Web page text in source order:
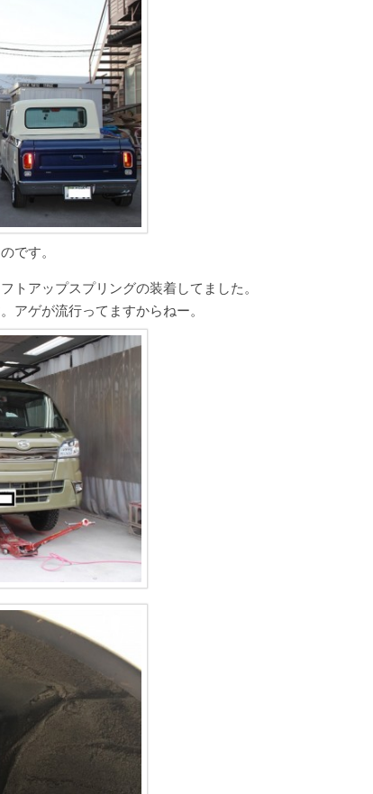
です。
トアップスプリングの装着してました。
アゲが流行ってますからねー。